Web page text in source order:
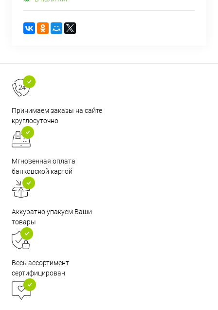
Принимаем заказы на сайте
круглосуточно
Мгновенная оплата
банковской картой
Аккуратно упакуем Ваши
товары
Весь ассортимент
сертифицирован